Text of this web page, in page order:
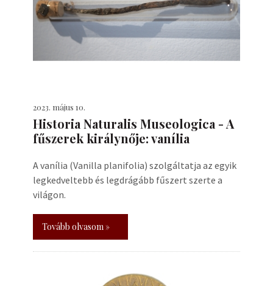
2023. május 10.
Historia Naturalis Museologica - A
fűszerek királynője: vanília
A vanília (Vanilla planifolia) szolgáltatja az egyik
legkedveltebb és legdrágább fűszert szerte a
világon.
Tovább olvasom »